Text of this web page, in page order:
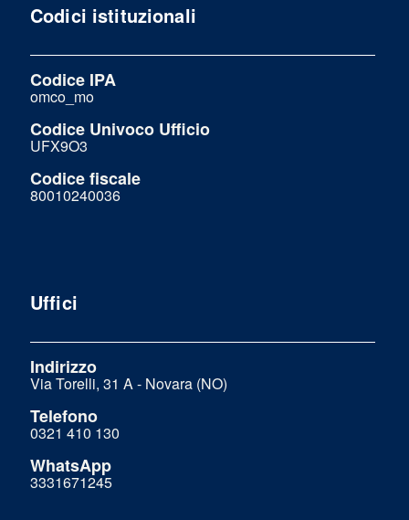
Codici istituzionali
Codice IPA
omco_mo
Codice Univoco Ufficio
UFX9O3
Codice fiscale
80010240036
Uffici
Indirizzo
Via Torelli, 31 A - Novara (NO)
Telefono
0321 410 130
WhatsApp
3331671245